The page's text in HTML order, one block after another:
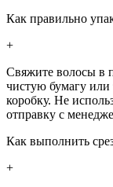
Как правильно
+
Свяжите волосы в
чистую бумагу или
коробку. Не
отправку с
Как выполнить
+